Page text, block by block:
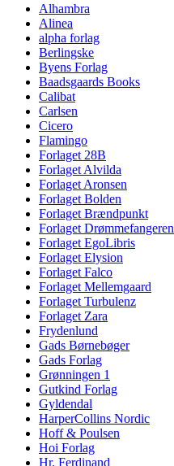
Alhambra
Alinea
alpha forlag
Berlingske
Byens Forlag
Baadsgaards Books
Calibat
Carlsen
Cicero
Flamingo
Forlaget 28B
Forlaget Alvilda
Forlaget Aronsen
Forlaget Bolden
Forlaget Brændpunkt
Forlaget Drømmefangeren
Forlaget EgoLibris
Forlaget Elysion
Forlaget Falco
Forlaget Mellemgaard
Forlaget Turbulenz
Forlaget Zara
Frydenlund
Gads Børnebøger
Gads Forlag
Grønningen 1
Gutkind Forlag
Gyldendal
HarperCollins Nordic
Hoff & Poulsen
Hoi Forlag
Hr. Ferdinand